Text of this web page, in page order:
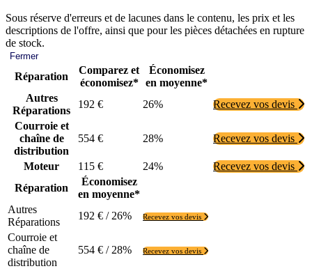
Sous réserve d'erreurs et de lacunes dans le contenu, les prix et les
descriptions de l'offre, ainsi que pour les pièces détachées en rupture
de stock.
Fermer
Réparation
Comparez et
économisez*
Économisez
en moyenne*
Autres
Réparations
192 € 26%
Recevez vos devis
Courroie et
chaîne de
distribution
554 € 28% Recevez vos devis
Moteur 115 € 24%
Recevez vos devis
Réparation
Économisez
en moyenne*
Autres
Réparations
192 € / 26% Recevez vos devis
Courroie et
chaîne de
distribution
554 € / 28% Recevez vos devis